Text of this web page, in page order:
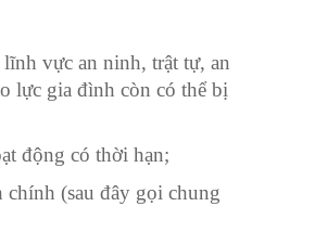
vực an ninh, trật tự, an
lực gia đình còn có thể bị
động có thời hạn;
(sau đây gọi chung